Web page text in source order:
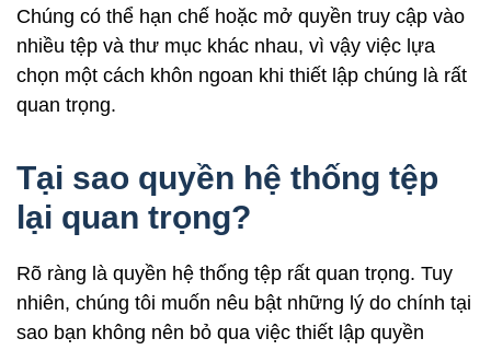
Chúng có thể hạn chế hoặc mở quyền truy cập vào
nhiều tệp và thư mục khác nhau, vì vậy việc lựa
chọn một cách khôn ngoan khi thiết lập chúng là rất
quan trọng.
Tại sao quyền hệ thống tệp
lại quan trọng?
Rõ ràng là quyền hệ thống tệp rất quan trọng. Tuy
nhiên, chúng tôi muốn nêu bật những lý do chính tại
sao bạn không nên bỏ qua việc thiết lập quyền